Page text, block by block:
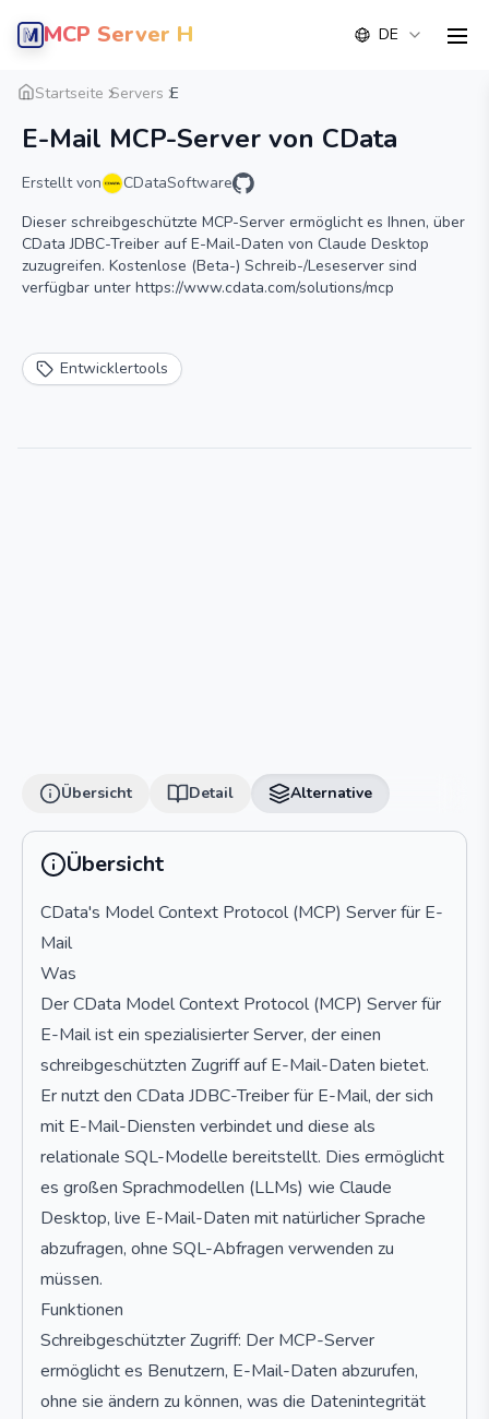
MCP Server Hub DE
Startseite Servers E
E-Mail MCP-Server von CData
Erstellt von
CDataSoftware
Dieser schreibgeschützte MCP-Server ermöglicht es Ihnen, über
CData JDBC-Treiber auf E-Mail-Daten von Claude Desktop
zuzugreifen. Kostenlose (Beta-) Schreib-/Leseserver sind
verfügbar unter https://www.cdata.com/solutions/mcp
Entwicklertools
Übersicht
Übersicht Detail Alternative
Übersicht
CData's Model Context Protocol (MCP) Server für E-
Mail
Was
Der CData Model Context Protocol (MCP) Server für
E-Mail ist ein spezialisierter Server, der einen
schreibgeschützten Zugriff auf E-Mail-Daten bietet.
Er nutzt den CData JDBC-Treiber für E-Mail, der sich
mit E-Mail-Diensten verbindet und diese als
relationale SQL-Modelle bereitstellt. Dies ermöglicht
es großen Sprachmodellen (LLMs) wie Claude
Desktop, live E-Mail-Daten mit natürlicher Sprache
abzufragen, ohne SQL-Abfragen verwenden zu
müssen.
Funktionen
Schreibgeschützter Zugriff: Der MCP-Server
ermöglicht es Benutzern, E-Mail-Daten abzurufen,
ohne sie ändern zu können, was die Datenintegrität